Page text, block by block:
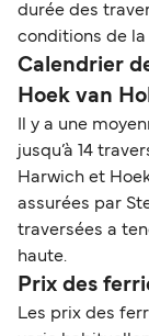
durée des
conditions de la
Calendrier
Hoek van
Il y a une
jusqu’à 14
Harwich et
assurées par
traversées a
haute.
Prix des
Les prix des